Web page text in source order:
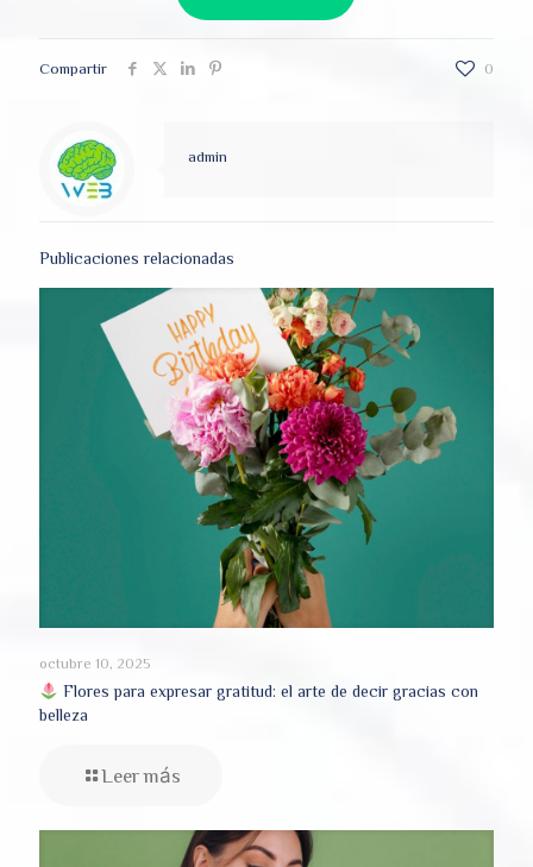
Compartir 0
admin
Publicaciones relacionadas
octubre 10, 2025
Flores para expresar gratitud: el arte de decir gracias con
belleza
Leer más